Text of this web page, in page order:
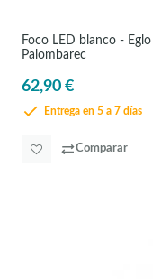
Foco LED blanco - Eglo
Palombarec
62,90 €
Entrega en 5 a 7 días
Comparar